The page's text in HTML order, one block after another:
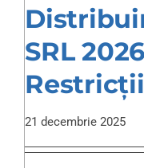
SRL
21 decembrie 2025